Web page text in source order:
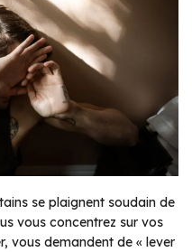
se plaignent soudain de
vous concentrez sur vos
vous demandent de « lever